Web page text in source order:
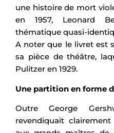
une histoire de mort
en 1957, Leonard
thématique quasi-
A noter que le livret est
sa pièce de théâtre,
Pulitzer en 1929.
Une partition en forme
Outre George
revendiquait